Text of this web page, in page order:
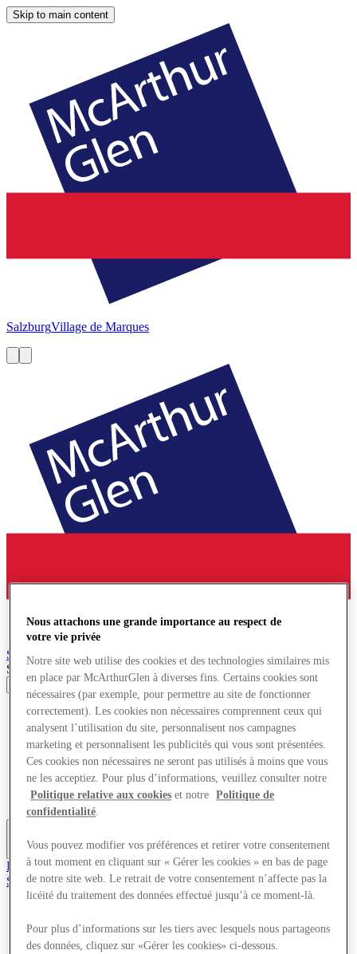
Skip to main content
SalzburgVillage de Marques
Salzburg
Village de Marques
Search input
Magasins
Offres
Planifiez votre visite
Quoi de neuf
Cartes cadeaux
Services
Plus
Le Club
Sauvé
fr
Magasins
Offres
Planifiez votre visite
Nous attachons une grande importance au respect de
votre vie privée
Notre site web utilise des cookies et des technologies similaires mis
en place par McArthurGlen à diverses fins. Certains cookies sont
nécessaires (par exemple, pour permettre au site de fonctionner
correctement). Les cookies non nécessaires comprennent ceux qui
analysent l’utilisation du site, personnalisent nos campagnes
marketing et personnalisent les publicités qui vous sont présentées.
Ces cookies non nécessaires ne seront pas utilisés à moins que vous
ne les acceptiez. Pour plus d’informations, veuillez consulter notre
Politique relative aux cookies et notre
Politique de
confidentialité.
Vous pouvez modifier vos préférences et retirer votre consentement
à tout moment en cliquant sur « Gérer les cookies » en bas de page
de notre site web. Le retrait de votre consentement n’affecte pas la
licéité du traitement des données effectué jusqu’à ce moment-là.
Pour plus d’informations sur les tiers avec lesquels nous partageons
des données, cliquez sur «Gérer les cookies» ci-dessous.